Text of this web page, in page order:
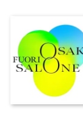
コラム